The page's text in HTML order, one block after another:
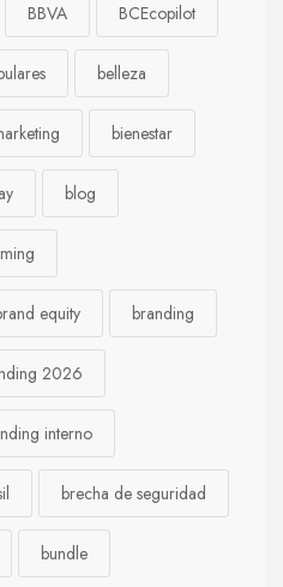
BBVA BCEcopilot
belleza
bienestar
blog
equity branding
2026
interno
brecha de seguridad
bundle